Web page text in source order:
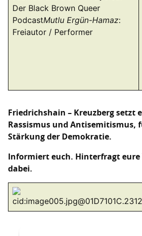
Der Black Brown Queer
PodcastMutlu Ergün-Hamaz:
Freiautor / Performer
Friedrichshain – Kreuzberg setzt
Rassismus und Antisemitismus,
Stärkung der Demokratie.
Informiert euch. Hinterfragt eure
dabei.